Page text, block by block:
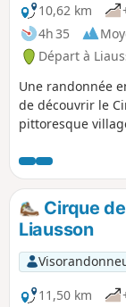
10,62 km
4h 35
Départ à
Une randonnée
de découvrir le
pittoresque
sur le Lac du Salagou.
modifiée le 11/
Tourisme. Voir
Cette randonnée
interdite en
risque des
la carte.
Cirque
Liausson
11,50 km